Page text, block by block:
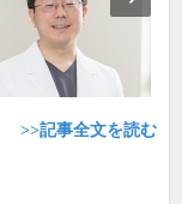
>>記事全文を読む